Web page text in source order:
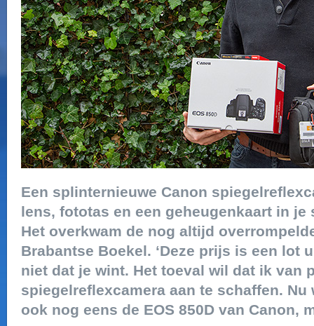
Een splinternieuwe Canon
lens, fototas en een geheugenkaart in
Het overkwam de nog altijd
Brabantse Boekel. ‘Deze prijs is een lot
niet dat je wint. Het toeval wil dat ik van
spiegelreflexcamera aan te schaffen. Nu
ook nog eens de EOS 850D van Canon,